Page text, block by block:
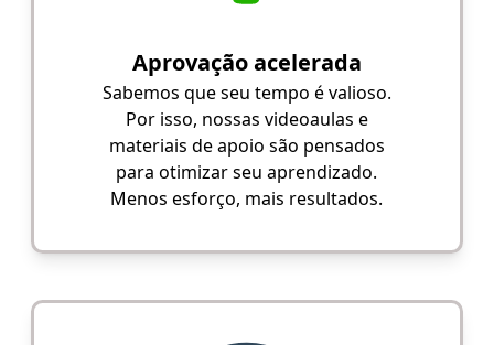
Aprovação acelerada
Sabemos que seu tempo é valioso.
Por isso, nossas videoaulas e
materiais de apoio são pensados
para otimizar seu aprendizado.
Menos esforço, mais resultados.